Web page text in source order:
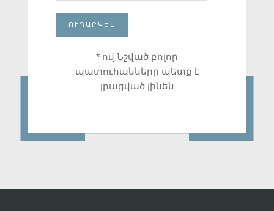
ՈՒՂԱՐԿԵԼ
*-ով Նշված բոլոր
պատուհանները պետք է
լրացված լինեն